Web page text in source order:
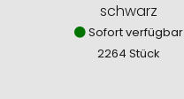
schwarz
Sofort verfügbar
2264 Stück